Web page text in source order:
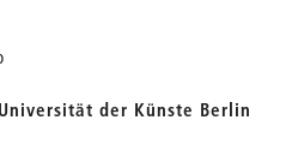
der Künste Berlin